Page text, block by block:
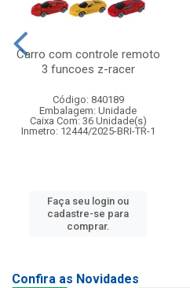
Carro com controle remoto
3 funcoes z-racer
Código: 840189
Embalagem: Unidade
Caixa Com: 36 Unidade(s)
Inmetro: 12444/2025-BRI-TR-1
Faça seu login ou
cadastre-se para
comprar.
Confira as Novidades